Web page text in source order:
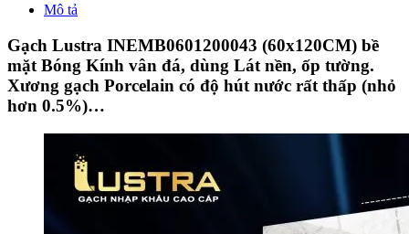
Mô tả
Gạch Lustra INEMB0601200043 (60x120CM) bề
mặt Bóng Kính vân đá, dùng Lát nền, ốp tường.
Xương gạch Porcelain có độ hút nước rất thấp (nhỏ
hơn 0.5%)…